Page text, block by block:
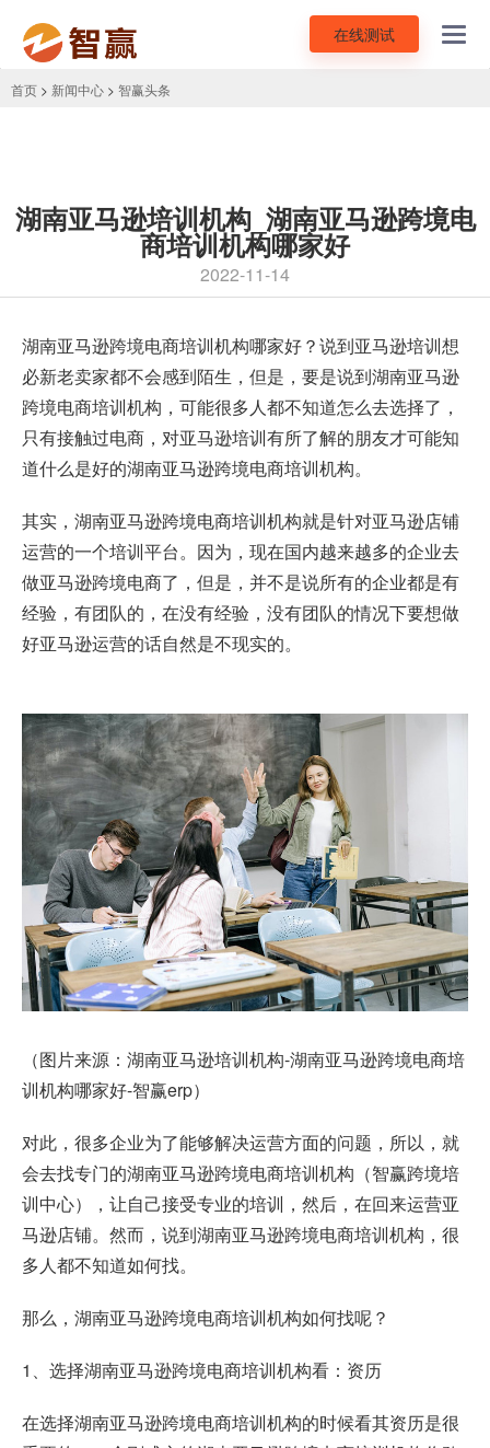
在线测试
首页 > 新闻中心 > 智赢头条
湖南亚马逊培训机构_湖南亚马逊跨境电
商培训机构哪家好
2022-11-14
湖南亚马逊跨境电商培训机构哪家好？说到亚马逊培训想
必新老卖家都不会感到陌生，但是，要是说到湖南亚马逊
跨境电商培训机构，可能很多人都不知道怎么去选择了，
只有接触过电商，对亚马逊培训有所了解的朋友才可能知
道什么是好的湖南亚马逊跨境电商培训机构。
其实，湖南亚马逊跨境电商培训机构就是针对亚马逊店铺
运营的一个培训平台。因为，现在国内越来越多的企业去
做亚马逊跨境电商了，但是，并不是说所有的企业都是有
经验，有团队的，在没有经验，没有团队的情况下要想做
好亚马逊运营的话自然是不现实的。
（图片来源：湖南亚马逊培训机构-湖南亚马逊跨境电商培
训机构哪家好-智赢erp）
对此，很多企业为了能够解决运营方面的问题，所以，就
会去找专门的湖南亚马逊跨境电商培训机构（智赢跨境培
训中心），让自己接受专业的培训，然后，在回来运营亚
马逊店铺。然而，说到湖南亚马逊跨境电商培训机构，很
多人都不知道如何找。
那么，湖南亚马逊跨境电商培训机构如何找呢？
1、选择湖南亚马逊跨境电商培训机构看：资历
在选择湖南亚马逊跨境电商培训机构的时候看其资历是很